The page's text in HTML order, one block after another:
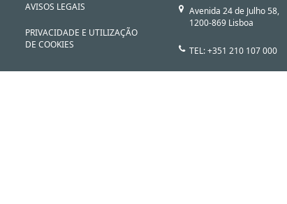
AVISOS LEGAIS
PRIVACIDADE E UTILIZAÇÃO
DE COOKIES
Avenida 24 de Julho 58,
1200-869 Lisboa
TEL: +351 210 107 000